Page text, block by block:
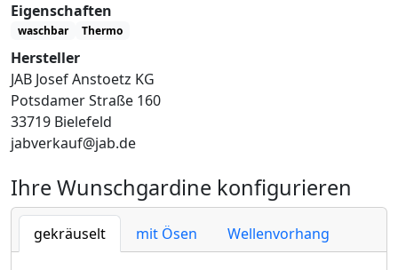
Eigenschaften
waschbar Thermo
Hersteller
JAB Josef Anstoetz KG
Potsdamer Straße 160
33719 Bielefeld
jabverkauf@jab.de
Ihre Wunschgardine konfigurieren
gekräuselt mit Ösen Wellenvorhang